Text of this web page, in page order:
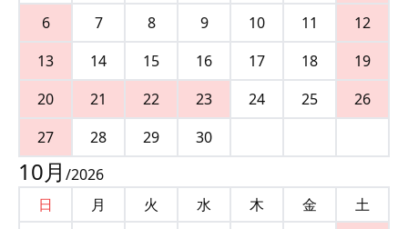
6
7 8 9 10 11
12
13
14 15 16 17 18
19
20
21 22 23 24 25
26
27
28 29 30
10月 /2026
日
月 火 水 木 金
土